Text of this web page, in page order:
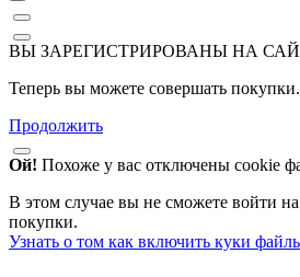
ВЫ ЗАРЕГИСТРИРОВАНЫ НА
Теперь вы можете совершать покупки.
Продолжить
Ой! Похоже у вас отключены cookie
В этом случае вы не сможете войти
покупки.
Узнать о том как включить куки